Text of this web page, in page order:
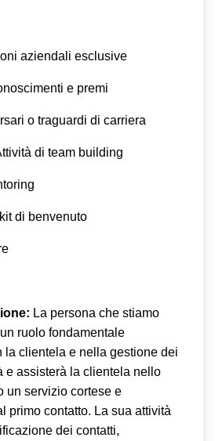
aziendali esclusive
e premi
o traguardi di carriera
di team building
di benvenuto
La persona che stiamo
ruolo fondamentale
la clientela e nella gestione dei
e assisterà la clientela nello
un servizio cortese e
primo contatto. La sua attività
dei contatti,